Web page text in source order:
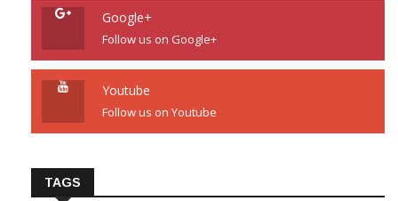
Google+
Follow us on Google+
Youtube
Follow us on Youtube
TAGS